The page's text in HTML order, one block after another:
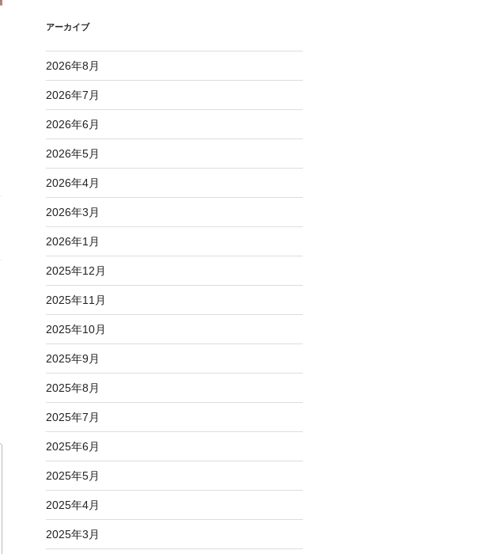
アーカイブ
2026年8月
2026年7月
2026年6月
2026年5月
2026年4月
2026年3月
2026年1月
2025年12月
2025年11月
2025年10月
2025年9月
2025年8月
2025年7月
2025年6月
2025年5月
2025年4月
2025年3月